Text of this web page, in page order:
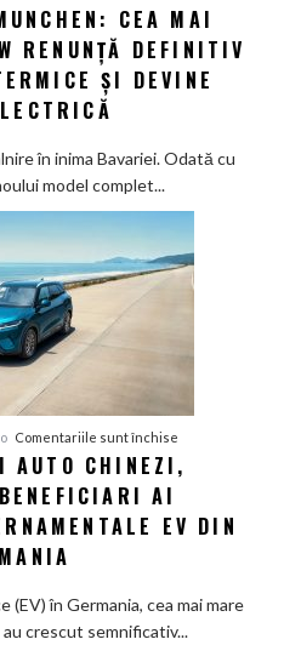
noi
O
nouă
eră
BMW
renunță
și
100%
CEA MAI
RENUNȚĂ DEFINITIV
ȘI DEVINE
în inima Bavariei. Odată cu
model complet...
Comentariile sunt închise
chinezi,
AUTO CHINEZI,
AI
EV DIN
în Germania, cea mai mare
crescut semnificativ...